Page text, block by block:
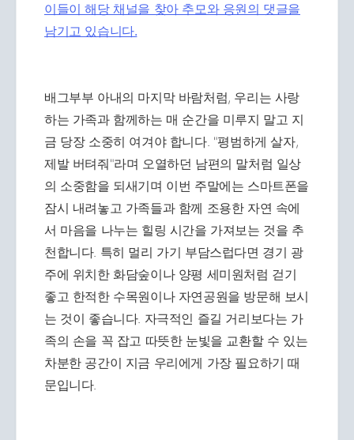
이들이 해당 채널을 찾아 추모와 응원의 댓글을
남기고 있습니다.
배그부부 아내의 마지막 바람처럼, 우리는 사랑
하는 가족과 함께하는 매 순간을 미루지 말고 지
금 당장 소중히 여겨야 합니다. "평범하게 살자,
제발 버텨줘"라며 오열하던 남편의 말처럼 일상
의 소중함을 되새기며 이번 주말에는 스마트폰을
잠시 내려놓고 가족들과 함께 조용한 자연 속에
서 마음을 나누는 힐링 시간을 가져보는 것을 추
천합니다. 특히 멀리 가기 부담스럽다면 경기 광
주에 위치한 화담숲이나 양평 세미원처럼 걷기
좋고 한적한 수목원이나 자연공원을 방문해 보시
는 것이 좋습니다. 자극적인 즐길 거리보다는 가
족의 손을 꼭 잡고 따뜻한 눈빛을 교환할 수 있는
차분한 공간이 지금 우리에게 가장 필요하기 때
문입니다.